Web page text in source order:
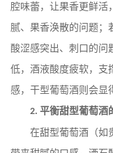
腔味蕾，让果香更鲜活
腻、果香涣散的问题；
酸涩感突出、刺口的问
低，酒液酸度疲软，支
感，干型葡萄酒则会显
2. 平衡甜型葡萄酒
在甜型葡萄酒（如